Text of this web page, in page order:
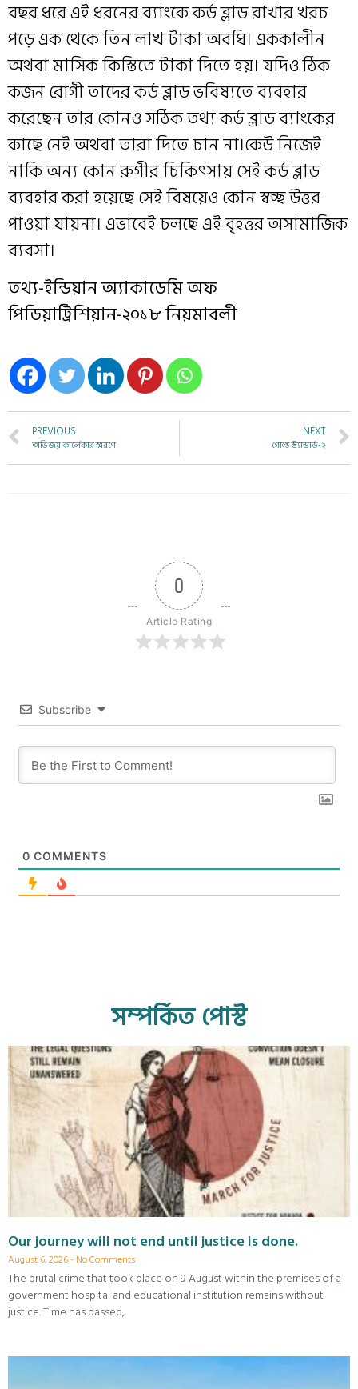
বছর ধরে এই ধরনের ব্যাংকে কর্ড ব্লাড রাখার খরচ
পড়ে এক থেকে তিন লাখ টাকা অবধি। এককালীন
অথবা মাসিক কিস্তিতে টাকা দিতে হয়। যদিও ঠিক
কজন রোগী তাদের কর্ড ব্লাড ভবিষ্যতে ব্যবহার
করেছেন তার কোনও সঠিক তথ্য কর্ড ব্লাড ব্যাংকের
কাছে নেই অথবা তারা দিতে চান না।কেউ নিজেই
নাকি অন্য কোন রুগীর চিকিৎসায় সেই কর্ড ব্লাড
ব্যবহার করা হয়েছে সেই বিষয়েও কোন স্বচ্ছ উত্তর
পাওয়া যায়না। এভাবেই চলছে এই বৃহত্তর অসামাজিক
ব্যবসা।
তথ্য-ইন্ডিয়ান অ্যাকাডেমি অফ
পিডিয়াট্রিশিয়ান-২০১৮ নিয়মাবলী
PREVIOUS
অভিজয় কার্লেকার স্মরণে
NEXT
গোল্ড স্ট্যান্ডার্ড-২
0
Article Rating
Subscribe
0 COMMENTS
সম্পর্কিত পোস্ট
Our journey will not end until justice is done.
August 6, 2026 No Comments
The brutal crime that took place on 9 August within the premises of a
government hospital and educational institution remains without
justice. Time has passed,